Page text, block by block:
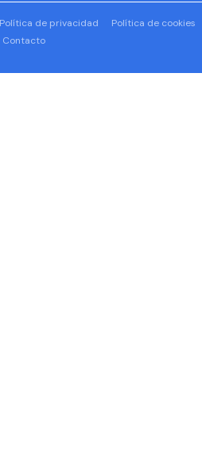
Política de privacidad
Política de cookies
Contacto